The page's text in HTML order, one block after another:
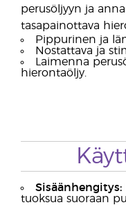
perusöljyyn ja
tasapainottava
Pippurinen ja
Nostattava ja
Laimenna
hierontaöljy.
Sisäänhengitys:
tuoksua suoraan